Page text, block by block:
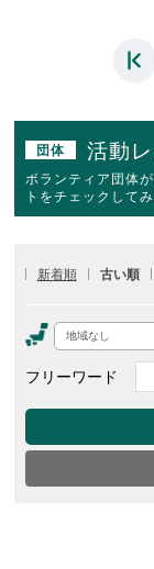
団体 活動
ボランティア団体
トをチェックして
新着順 古い順
地域なし
フリーワード